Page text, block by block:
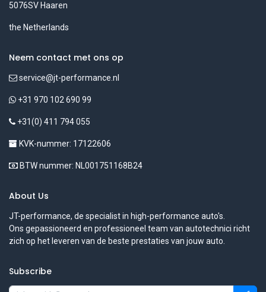
5076SV Haaren
the Netherlands
Neem contact met ons op
service@jt-performance.nl
+31 970 102 690 99
+31(0) 411 794 055
KVK-nummer: 17122606
BTW nummer: NL001751168B24
About Us
JT-performance, de specialist in high-performance auto's.
Ons gepassioneerd en professioneel team van autotechnici richt
zich op het leveren van de beste prestaties van jouw auto.
Subscribe